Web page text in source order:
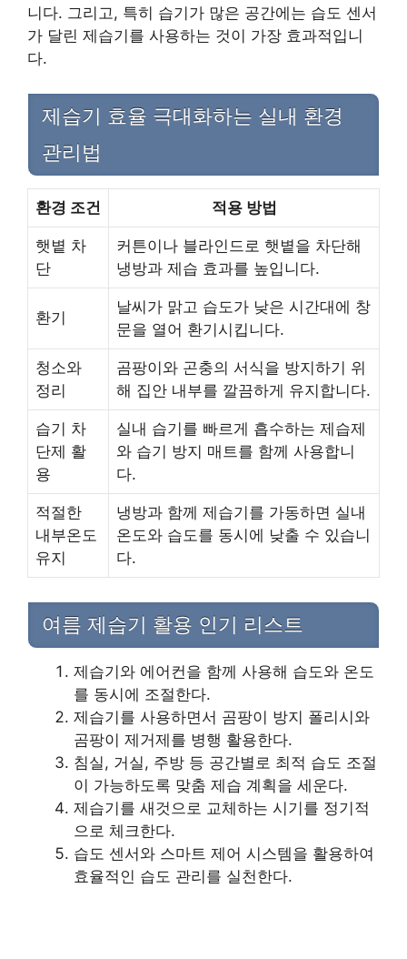
니다. 그리고, 특히 습기가 많은 공간에는 습도 센서
가 달린 제습기를 사용하는 것이 가장 효과적입니
다.
제습기 효율 극대화하는 실내 환경
관리법
환경 조건 적용 방법
햇볕 차
단
커튼이나 블라인드로 햇볕을 차단해
냉방과 제습 효과를 높입니다.
환기
날씨가 맑고 습도가 낮은 시간대에 창
문을 열어 환기시킵니다.
청소와
정리
곰팡이와 곤충의 서식을 방지하기 위
해 집안 내부를 깔끔하게 유지합니다.
습기 차
단제 활
용
실내 습기를 빠르게 흡수하는 제습제
와 습기 방지 매트를 함께 사용합니
다.
적절한
내부온도
유지
냉방과 함께 제습기를 가동하면 실내
온도와 습도를 동시에 낮출 수 있습니
다.
여름 제습기 활용 인기 리스트
제습기와 에어컨을 함께 사용해 습도와 온도
를 동시에 조절한다.
제습기를 사용하면서 곰팡이 방지 폴리시와
곰팡이 제거제를 병행 활용한다.
침실, 거실, 주방 등 공간별로 최적 습도 조절
이 가능하도록 맞춤 제습 계획을 세운다.
제습기를 새것으로 교체하는 시기를 정기적
으로 체크한다.
습도 센서와 스마트 제어 시스템을 활용하여
효율적인 습도 관리를 실천한다.